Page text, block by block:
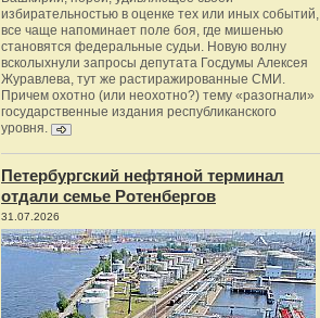
избирательностью в оценке тех или иных событий,
все чаще напоминает поле боя, где мишенью
становятся федеральные судьи. Новую волну
всколыхнули запросы депутата Госдумы Алексея
Журавлева, тут же растиражированные СМИ.
Причем охотно (или неохотно?) тему «разогнали»
государственные издания республиканского
уровня.
Петербургский нефтяной терминал
отдали семье Ротенбергов
31.07.2026